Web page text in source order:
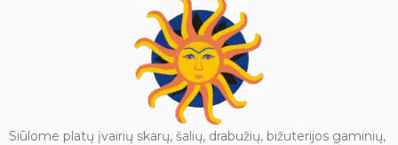
saugančia pasaulį nuo
neteisybės, chaoso ir neigiamos
energijos. Jos atvaizdas primena
apie ryžtą, pasitikėjimą savimi ir
gebėjimą įveikti gyvenimo
iššūkius išlaikant vidinę
pusiausvyrą. Tikima, kad Durgos
statulėlė namuose ar darbo
Siūlome platų įvairių skarų, šalių, drabužių, bižuterijos gaminių,